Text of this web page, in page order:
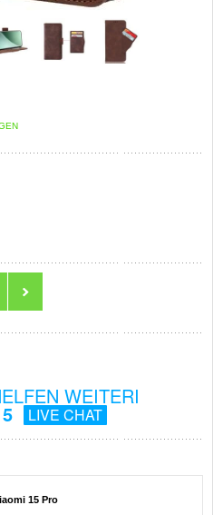
WEITERI
LIVE CHAT
15 Pro